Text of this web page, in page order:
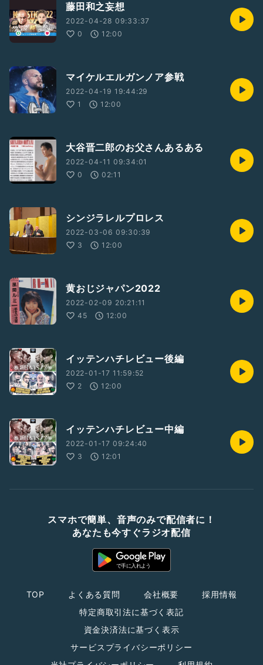
藤田和之妄想
2022-04-28 09:33:37
0
12:00
マイケルエルガンノア参戦
2022-04-19 19:44:29
1
12:00
大谷晋二郎のお父さんあるある
2022-04-11 09:34:01
0
02:11
シンジラレルプロレス
2022-03-06 09:30:39
3
12:00
黄おじジャパン2022
2022-02-09 20:21:11
45
12:00
イッテンハチレビュー後編
2022-01-17 11:59:52
2
12:00
イッテンハチレビュー中編
2022-01-17 09:24:40
3
12:01
スマホで簡単、音声のみで配信者に！
あなたも今すぐラジオ配信
TOP よくある質問 会社概要
採用情報
特定商取引法に基づく表記
資金決済法に基づく表示
サービスプライバシーポリシー